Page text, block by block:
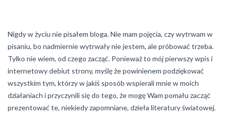
Nigdy w życiu nie pisałem bloga. Nie mam pojęcia, czy wytrwam w
pisaniu, bo nadmiernie wytrwały nie jestem, ale próbować trzeba.
Tylko nie wiem, od czego zacząć. Ponieważ to mój pierwszy wpis i
internetowy debiut strony, myślę że powinienem podziękować
wszystkim tym, którzy w jakiś sposób wspierali mnie w moich
działaniach i przyczynili się do tego, że mogę Wam pomału zacząć
prezentować te, niekiedy zapomniane, dzieła literatury światowej.